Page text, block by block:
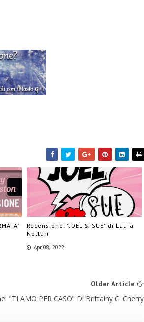
Recensione: "JOEL & SUE" di Laura
Nottari
Apr 08, 2022
Older Article
"TI AMO PER CASO" Di Brittainy C. Cherry